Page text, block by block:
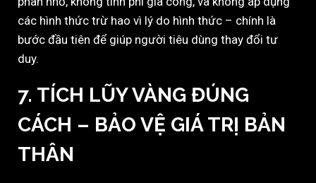
các hình thức trừ hao vì lý do hình thức – chính là
bước đầu tiên để giúp người tiêu dùng thay đổi tư
duy.
7. TÍCH LŨY VÀNG ĐÚNG
CÁCH – BẢO VỆ GIÁ TRỊ BẢN
THÂN